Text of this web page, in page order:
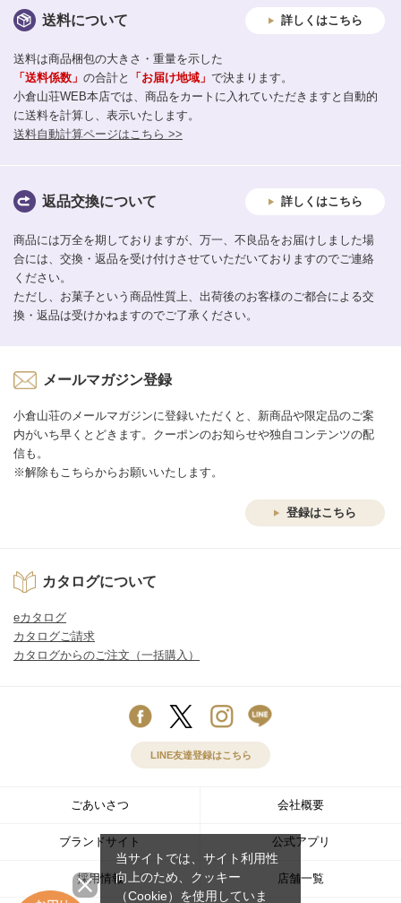
送料について 詳しくはこちら
送料は商品梱包の大きさ・重量を示した
「送料係数」 の合計と 「お届け地域」 で決まります。
小倉山荘WEB本店では、商品をカートに入れていただきますと自動的
に送料を計算し、表示いたします。
送料自動計算ページはこちら >>
返品交換について 詳しくはこちら
商品には万全を期しておりますが、万一、不良品をお届けしました場
合には、交換・返品を受け付けさせていただいておりますのでご連絡
ください。
ただし、お菓子という商品性質上、出荷後のお客様のご都合による交
換・返品は受けかねますのでご了承ください。
メールマガジン登録
小倉山荘のメールマガジンに登録いただくと、新商品や限定品のご案
内がいち早くとどきます。クーポンのお知らせや独自コンテンツの配
信も。
※解除もこちらからお願いいたします。
登録はこちら
カタログについて
eカタログ
カタログご請求
カタログからのご注文（一括購入）
LINE友達登録はこちら
ごあいさつ 会社概要
ブランドサイト 公式アプリ
採用情報 店舗一覧
当サイトでは、サイト利用性
向上のため、クッキー
（Cookie）を使用していま